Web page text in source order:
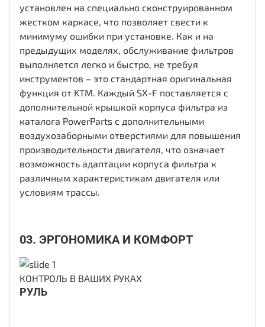
установлен на специально сконструированном
жестком каркасе, что позволяет свести к
минимуму ошибки при установке. Как и на
предыдущих моделях, обслуживание фильтров
выполняется легко и быстро, не требуя
инструментов – это стандартная оригинальная
функция от KTM. Каждый SX-F поставляется с
дополнительной крышкой корпуса фильтра из
каталога PowerParts с дополнительными
воздухозаборными отверстиями для повышения
производительности двигателя, что означает
возможность адаптации корпуса фильтра к
различным характеристикам двигателя или
условиям трассы.
03. ЭРГОНОМИКА И КОМФОРТ
КОНТРОЛЬ В ВАШИХ РУКАХ
РУЛЬ